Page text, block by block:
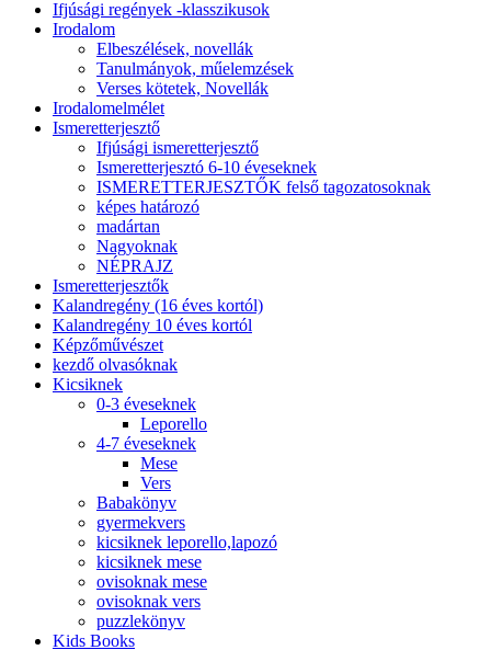
Ifjúsági regények -klasszikusok
Irodalom
Elbeszélések, novellák
Tanulmányok, műelemzések
Verses kötetek, Novellák
Irodalomelmélet
Ismeretterjesztő
Ifjúsági ismeretterjesztő
Ismeretterjesztó 6-10 éveseknek
ISMERETTERJESZTŐK felső tagozatosoknak
képes határozó
madártan
Nagyoknak
NÉPRAJZ
Ismeretterjesztők
Kalandregény (16 éves kortól)
Kalandregény 10 éves kortól
Képzőművészet
kezdő olvasóknak
Kicsiknek
0-3 éveseknek
Leporello
4-7 éveseknek
Mese
Vers
Babakönyv
gyermekvers
kicsiknek leporello,lapozó
kicsiknek mese
ovisoknak mese
ovisoknak vers
puzzlekönyv
Kids Books